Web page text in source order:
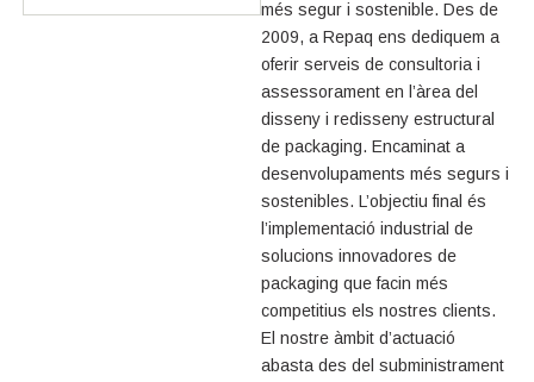
més segur i sostenible. Des de
2009, a Repaq ens dediquem a
oferir serveis de consultoria i
assessorament en l’àrea del
disseny i redisseny estructural
de packaging. Encaminat a
desenvolupaments més segurs i
sostenibles. L’objectiu final és
l’implementació industrial de
solucions innovadores de
packaging que facin més
competitius els nostres clients.
El nostre àmbit d’actuació
abasta des del subministrament